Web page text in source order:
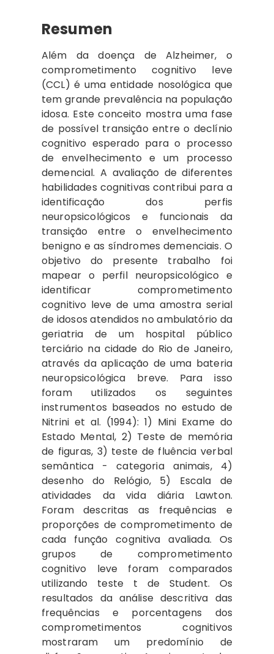
Resumen
Além da doença de Alzheimer, o
comprometimento cognitivo leve
(CCL) é uma entidade nosológica que
tem grande prevalência na população
idosa. Este conceito mostra uma fase
de possível transição entre o declínio
cognitivo esperado para o processo
de envelhecimento e um processo
demencial. A avaliação de diferentes
habilidades cognitivas contribui para a
identificação dos perfis
neuropsicológicos e funcionais da
transição entre o envelhecimento
benigno e as síndromes demenciais. O
objetivo do presente trabalho foi
mapear o perfil neuropsicológico e
identificar comprometimento
cognitivo leve de uma amostra serial
de idosos atendidos no ambulatório da
geriatria de um hospital público
terciário na cidade do Rio de Janeiro,
através da aplicação de uma bateria
neuropsicológica breve. Para isso
foram utilizados os seguintes
instrumentos baseados no estudo de
Nitrini et al. (1994): 1) Mini Exame do
Estado Mental, 2) Teste de memória
de figuras, 3) teste de fluência verbal
semântica - categoria animais, 4)
desenho do Relógio, 5) Escala de
atividades da vida diária Lawton.
Foram descritas as frequências e
proporções de comprometimento de
cada função cognitiva avaliada. Os
grupos de comprometimento
cognitivo leve foram comparados
utilizando teste t de Student. Os
resultados da análise descritiva das
frequências e porcentagens dos
comprometimentos cognitivos
mostraram um predomínio de